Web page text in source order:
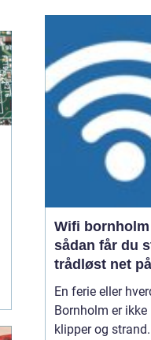
almindeligt
Samtidig kan de
resttræ fra
som ellers ville
spil...
Wifi bornholm
sådan får du
trådløst net på
klippeøen
En ferie eller
Bornholm er ikke
klipper og